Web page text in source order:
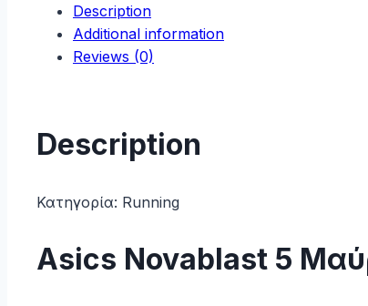
Παπούτσια
Running
Μαυρο
Description
Additional information
Reviews (0)
Description
Κατηγορία: Running
Asics Novablast 5